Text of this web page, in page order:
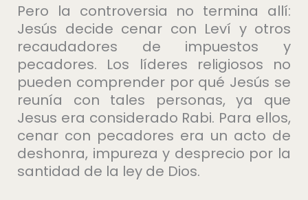
Pero la controversia no termina allí:
Jesús decide cenar con Leví y otros
recaudadores de impuestos y
pecadores. Los líderes religiosos no
pueden comprender por qué Jesús se
reunía con tales personas, ya que
Jesus era considerado Rabi. Para ellos,
cenar con pecadores era un acto de
deshonra, impureza y desprecio por la
santidad de la ley de Dios.